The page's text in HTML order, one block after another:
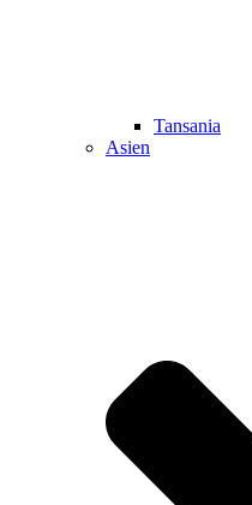
Tansania
Asien